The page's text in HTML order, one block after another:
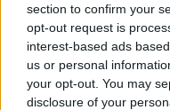
section to confirm your
opt-out request is
interest-based ads
us or personal
your opt-out. You may
disclosure of your
Verder lezen